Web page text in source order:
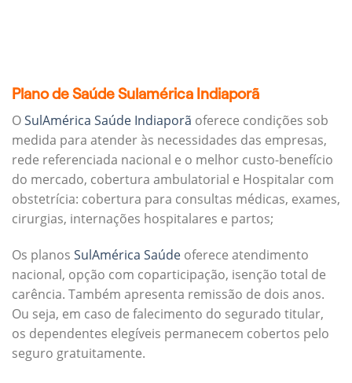
Plano de Saúde Sulamérica Indiaporã
OSulAmérica Saúde Indiaporã oferece condições sob
medida para atender às necessidades das empresas,
rede referenciada nacional e o melhor custo-benefício
do mercado, cobertura ambulatorial e Hospitalar com
obstetrícia: cobertura para consultas médicas, exames,
cirurgias, internações hospitalares e partos;
Os planos SulAmérica Saúde oferece atendimento
nacional, opção com coparticipação, isenção total de
carência. Também apresenta remissão de dois anos.
Ou seja, em caso de falecimento do segurado titular,
os dependentes elegíveis permanecem cobertos pelo
seguro gratuitamente.